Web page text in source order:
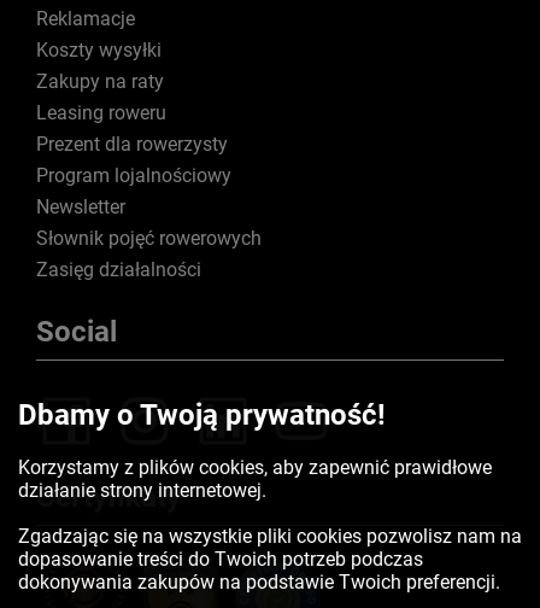
Reklamacje
Koszty wysyłki
Zakupy na raty
Leasing roweru
Prezent dla rowerzysty
Program lojalnościowy
Newsletter
Słownik pojęć rowerowych
Zasięg działalności
Social
Certyfikaty
Dbamy o Twoją prywatność!
Korzystamy z plików cookies, aby zapewnić prawidłowe
działanie strony internetowej.
Zgadzając się na wszystkie pliki cookies pozwolisz nam na
dopasowanie treści do Twoich potrzeb podczas
dokonywania zakupów na podstawie Twoich preferencji.